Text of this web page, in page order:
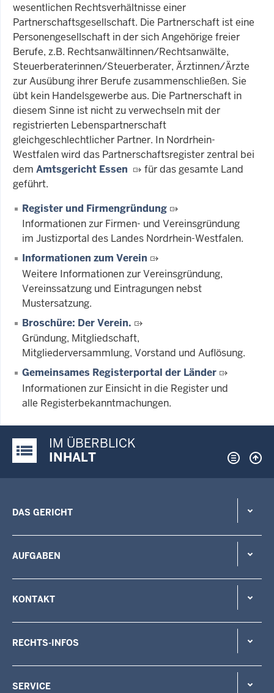
wesentlichen Rechtsverhältnisse einer
Partnerschaftsgesellschaft. Die Partnerschaft ist eine
Personengesellschaft in der sich Angehörige freier
Berufe, z.B. Rechtsanwältinnen/Rechtsanwälte,
Steuerberaterinnen/Steuerberater, Ärztinnen/Ärzte
zur Ausübung ihrer Berufe zusammenschließen. Sie
übt kein Handelsgewerbe aus. Die Partnerschaft in
diesem Sinne ist nicht zu verwechseln mit der
registrierten Lebenspartnerschaft
gleichgeschlechtlicher Partner. In Nordrhein-
Westfalen wird das Partnerschaftsregister zentral bei
dem Amtsgericht Essen
für das gesamte Land
geführt.
Register und Firmengründung
Informationen zur Firmen- und Vereinsgründung
im Justizportal des Landes Nordrhein-Westfalen.
Informationen zum Verein
Weitere Informationen zur Vereinsgründung,
Vereinssatzung und Eintragungen nebst
Mustersatzung.
Broschüre: Der Verein.
Gründung, Mitgliedschaft,
Mitgliederversammlung, Vorstand und Auflösung.
Gemeinsames Registerportal der Länder
Informationen zur Einsicht in die Register und
alle Registerbekanntmachungen.
Justiz-Portal im Überblick:
IM ÜBERBLICK
INHALT
DAS GERICHT
AUFGABEN
KONTAKT
RECHTS-INFOS
SERVICE